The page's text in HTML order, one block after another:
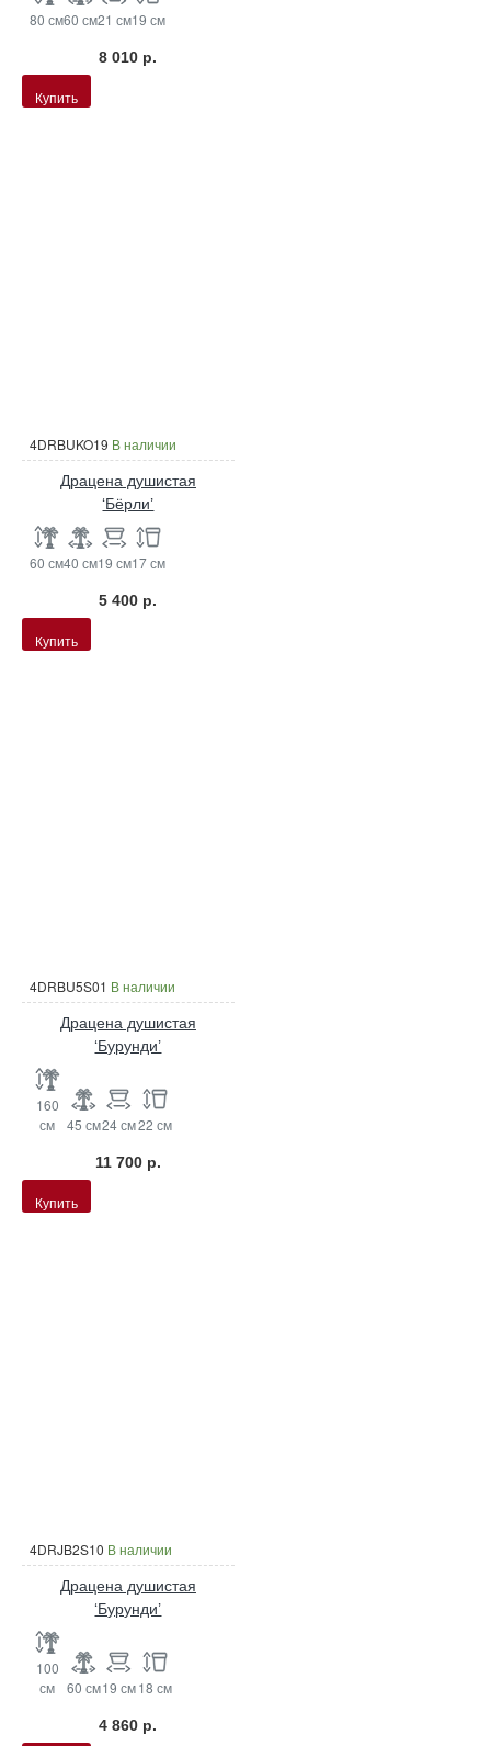
80 см60 см21 см19 см
8 010 р.
Купить
4DRBUKO19 В наличии
Драцена душистая
‘Бёрли’
60 см40 см19 см17 см
5 400 р.
Купить
4DRBU5S01 В наличии
Драцена душистая
‘Бурунди’
160
см
45 см24 см22 см
11 700 р.
Купить
4DRJB2S10 В наличии
Драцена душистая
‘Бурунди’
100
см
60 см19 см18 см
4 860 р.